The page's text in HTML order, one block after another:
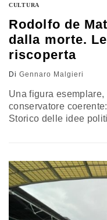
CULTURA
Rodolfo de
dalla morte.
riscoperta
Di Gennaro Malgieri
Una figura
conservatore
Storico delle idee